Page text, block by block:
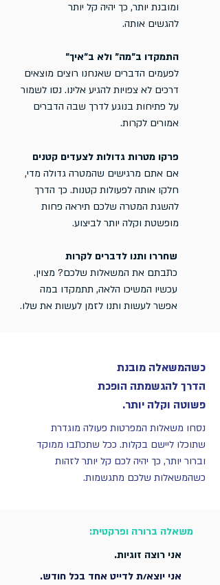
ומובנת יותר, כך יהיה קל יותר
להגשים אותה.
התמקדו ב״מה״ ולא ב״איך״
לפעמים הדברים שאנחנו רוצים מוצאים
דרכים לא צפויות להגיע אלינו. נסו לשמור
על פתיחות בנוגע לדרך שבה הדברים
אמורים לקרות.
פרקו מטרות גדולות לצעדים קטנים
אם אתם מרגישים שהמטרה גדולה מדי,
חלקו אותה לפעולות קטנות. כך הדרך
להשגת המטרה שלכם תיראה פחות
מופשטת וקלה יותר לביצוע.
שחררו ותנו לדברים לקרות
כתבתם את המשאלות שלכם? מצוין.
עכשיו המשיכו הלאה, תתמקדו במה
אפשר לעשות ותנו לזמן לעשות את שלו.
כשהמשאלה מובנת
הדרך להגשמתה הופכת
פשוטה וקלה יותר.
​נסחו משאלות המפרטות פעולה מוגדרת
שתוכלו ליישם בקלות. ככל שתכתבו ממוקד
וברור יותר, כך יהיה לכם קל יותר לזהות
כשהמשאלות שלכם מתגשמות.
משאלה ברורה ופרקטית:
אני רוצה זוגיות.
אני יוצא/ת לדייט אחד בכל חודש.